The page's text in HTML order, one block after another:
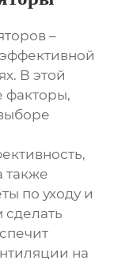
–
В этой
факторы,
также
по уходу и
на